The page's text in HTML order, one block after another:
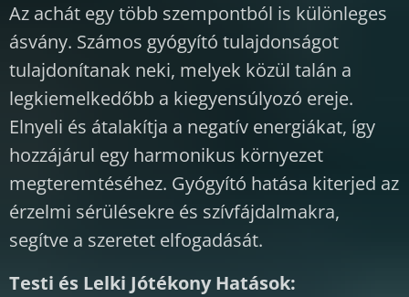
Az achát egy több szempontból is különleges
ásvány. Számos gyógyító tulajdonságot
tulajdonítanak neki, melyek közül talán a
legkiemelkedőbb a kiegyensúlyozó ereje.
Elnyeli és átalakítja a negatív energiákat, így
hozzájárul egy harmonikus környezet
megteremtéséhez. Gyógyító hatása kiterjed az
érzelmi sérülésekre és szívfájdalmakra,
segítve a szeretet elfogadását.
Testi és Lelki Jótékony Hatások: